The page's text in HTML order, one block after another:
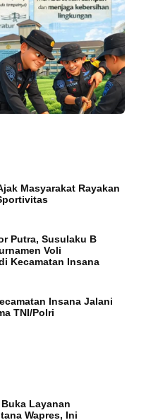
Masyarakat Rayakan
Putra, Susulaku B
Voli
Kecamatan Insana
Insana Jalani
TNI/Polri
Layanan
Wapres, Ini